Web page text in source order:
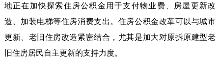
地正在加快探索住房公积金用于支付物业费、房屋更新改
造、加装电梯等住房消费支出。住房公积金改革可以与城市
更新、老旧住房改造紧密结合，尤其是加大对原拆原建型老
旧住房居民自主更新的支持力度。